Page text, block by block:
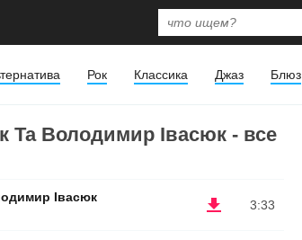
Рок Классика Джаз Блюз
Та Володимир Івасюк - все
3:33
Івасюк